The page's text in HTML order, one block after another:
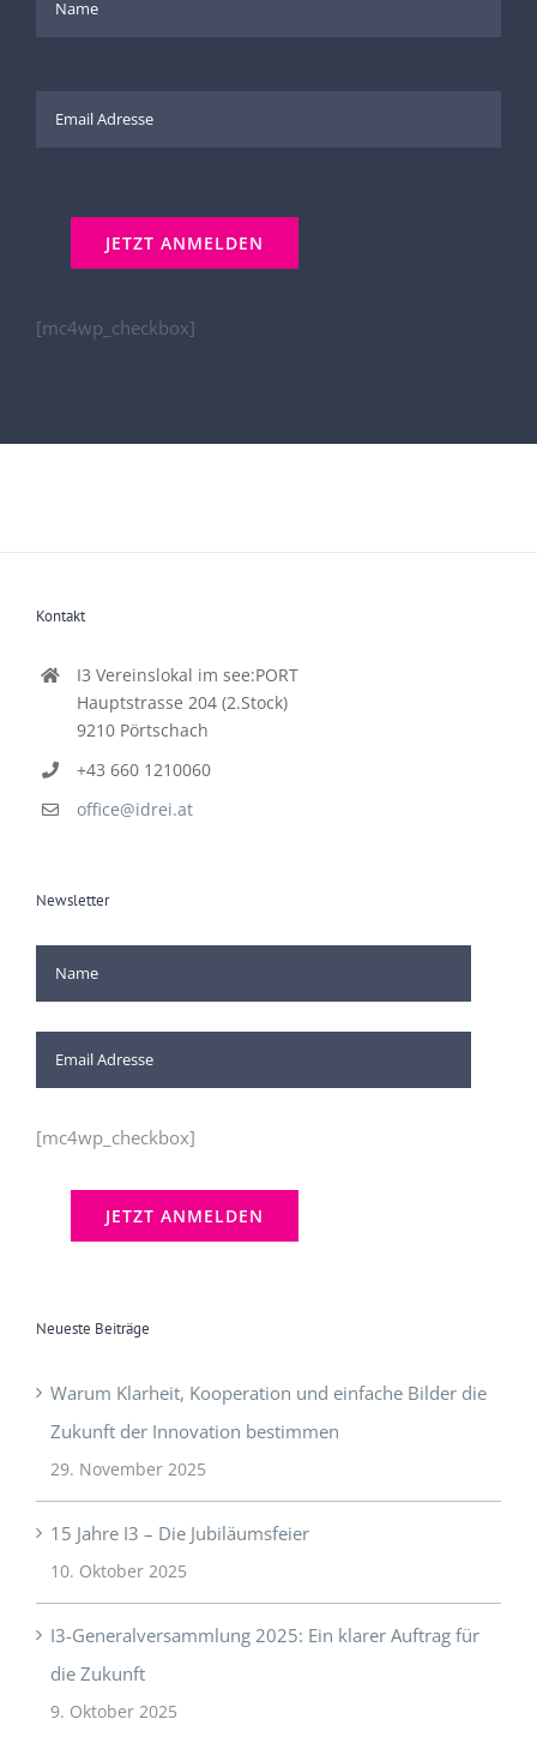
[mc4wp_checkbox]
Kontakt
I3 Vereinslokal im see:PORT
Hauptstrasse 204 (2.Stock)
9210 Pörtschach
+43 660 1210060
office@idrei.at
Newsletter
[mc4wp_checkbox]
Neueste Beiträge
Warum Klarheit, Kooperation und einfache Bilder die
Zukunft der Innovation bestimmen
29. November 2025
15 Jahre I3 – Die Jubiläumsfeier
10. Oktober 2025
I3-Generalversammlung 2025: Ein klarer Auftrag für
die Zukunft
9. Oktober 2025